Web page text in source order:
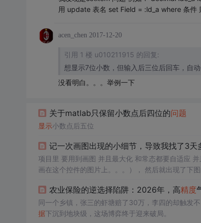
用 update 表名 set Field = :ld_a where 条件
acen_chen 2017-12-20
引用 1 楼 u010211915 的回复:
想显示7位小数，但输入后三位后回车，自
没看明白。。。举例一下
关于matlab只保留小数点后四位的问题
显示小数点后五位
记一次画图出现的小细节，导致我找了3天
项目里 要用到画图 并且最大化 和常态都要自适应
画在这个控件的图片上。。。）， 然后就出现了下图的运算 var x1 = ImgXInfo.lineStartPoint.X * ImgXInfo.MaxWidth /
农业保险的逆选择陷阱：2026年，高精度
同一个乡镇，张三的虾塘赔了30万，李四的却触发
据下沉到地块级，这场博弈终于迎来破局。